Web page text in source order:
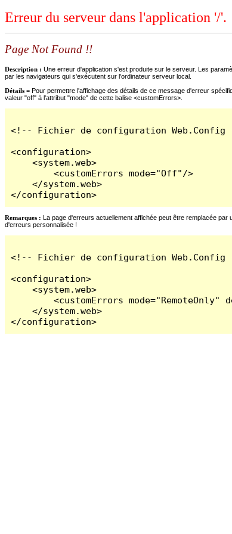
Erreur du serveur dans l'application '/'.
Page Not Found !!
Description : Une erreur d'application s'est produite sur le serveur. Les
par les navigateurs qui s'exécutent sur l'ordinateur serveur local.
Détails = Pour permettre l'affichage des détails de ce message d'erreur
valeur "off" à l'attribut "mode" de cette balise <customErrors>.
<!-- Fichier de configuration Web.Config
<configuration>
    <system.web>
        <customErrors mode="Off"/>
    </system.web>
</configuration>
Remarques : La page d'erreurs actuellement affichée peut être remplacée
d'erreurs personnalisée !
<!-- Fichier de configuration Web.Config
<configuration>
    <system.web>
<customErrors mode="RemoteOnly"
    </system.web>
</configuration>